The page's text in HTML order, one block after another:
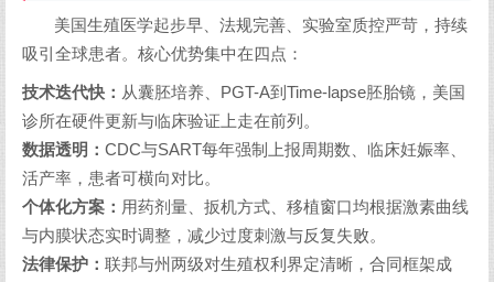
美国生殖医学起步早、法规完善、实验室质控严苛，持续
吸引全球患者。核心优势集中在四点：
技术迭代快： 从囊胚培养、PGT-A到Time-lapse胚胎镜，美国
诊所在硬件更新与临床验证上走在前列。
数据透明： CDC与SART每年强制上报周期数、临床妊娠率、
活产率，患者可横向对比。
个体化方案： 用药剂量、扳机方式、移植窗口均根据激素曲线
与内膜状态实时调整，减少过度刺激与反复失败。
法律保护： 联邦与州两级对生殖权利界定清晰，合同框架成